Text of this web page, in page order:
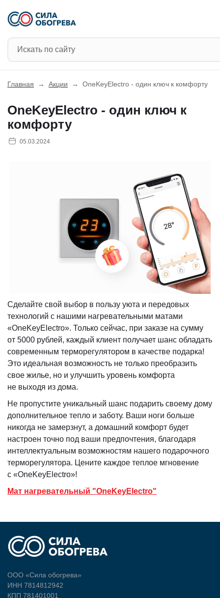
Главная → Акции → OneKeyElectro - один ключ к комфорту
OneKeyElectro - один ключ к
комфорту
05.03.2024
Сделайте свой выбор в пользу уюта и передовых
технологий с нашими нагревательными матами
«OneKeyElectro». Только сейчас, при заказе на сумму
от 5000 рублей, каждый клиент получает шанс обладать
современным терморегулятором в качестве подарка!
Это идеальная возможность не только преобразить
свое жилье, но и улучшить уровень комфорта
не выходя из дома.
Не пропустите уникальный шанс подарить своему дому
дополнительное тепло и заботу. Ваши ноги больше
никогда не замерзнут, а домашний комфорт будет
настроен точно под ваши предпочтения, благодаря
интеллектуальным возможностям нашего подарочного
терморегулятора. Цените каждое теплое мгновение
с «OneKeyElectro»!
Мат нагревательный "OneKeyElectro"
ООО «Сила обогрева»
ИНН 7814812942
КПП 781401001